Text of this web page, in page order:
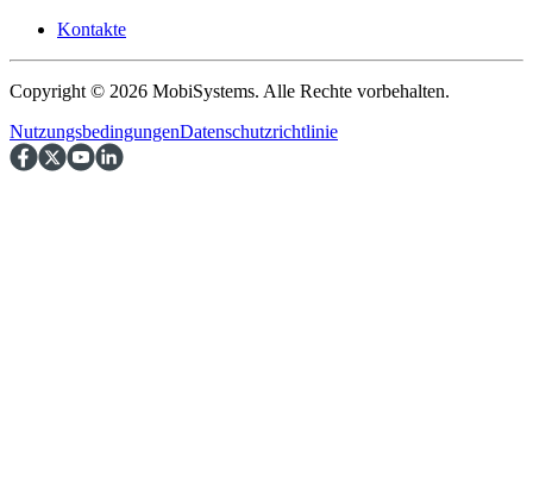
Kontakte
Copyright © 2026 MobiSystems. Alle Rechte vorbehalten.
NutzungsbedingungenDatenschutzrichtlinie